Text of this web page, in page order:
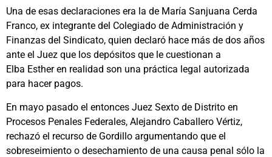
Una de esas declaraciones era la de María Sanjuana Cerda
Franco, ex integrante del Colegiado de Administración y
Finanzas del Sindicato, quien declaró hace más de dos años
ante el Juez que los depósitos que le cuestionan a
Elba Esther en realidad son una práctica legal autorizada
para hacer pagos.
En mayo pasado el entonces Juez Sexto de Distrito en
Procesos Penales Federales, Alejandro Caballero Vértiz,
rechazó el recurso de Gordillo argumentando que el
sobreseimiento o desechamiento de una causa penal sólo la